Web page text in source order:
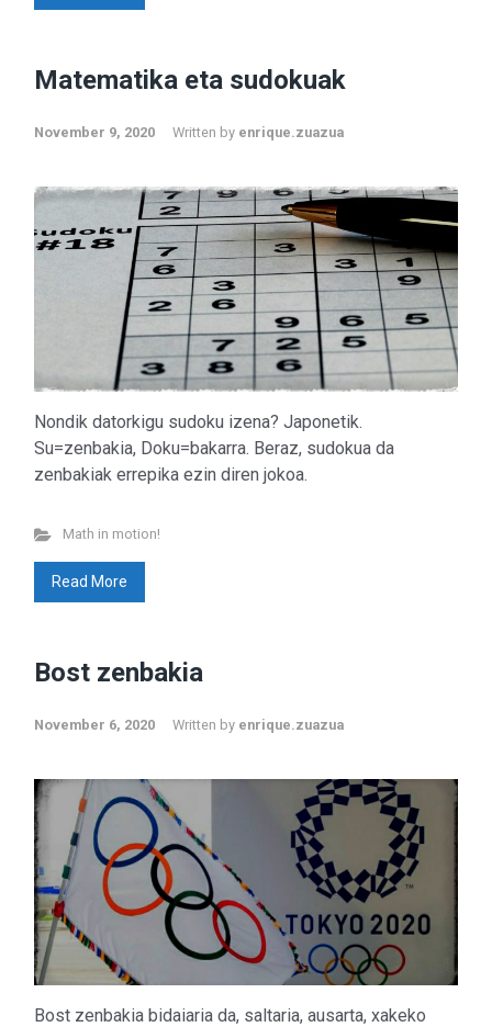
Matematika eta sudokuak
November 9, 2020 Written by enrique.zuazua
Nondik datorkigu sudoku izena? Japonetik.
Su=zenbakia, Doku=bakarra. Beraz, sudokua da
zenbakiak errepika ezin diren jokoa.
Math in motion!
Read More
Bost zenbakia
November 6, 2020 Written by enrique.zuazua
Bost zenbakia bidaiaria da, saltaria, ausarta, xakeko